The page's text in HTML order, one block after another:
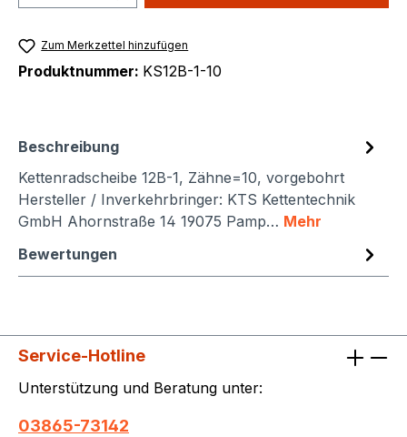
Zum Merkzettel hinzufügen
Produktnummer: KS12B-1-10
Beschreibung
Kettenradscheibe 12B-1, Zähne=10, vorgebohrt
Hersteller / Inverkehrbringer: KTS Kettentechnik
GmbH Ahornstraße 14 19075 Pamp… Mehr
Bewertungen
Service-Hotline
Unterstützung und Beratung unter:
03865-73142